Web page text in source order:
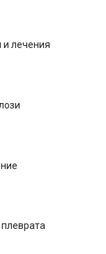
лечения